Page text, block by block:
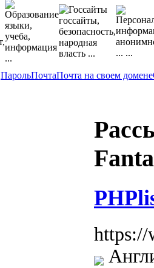
ПарольПочтаПочта на своем домене
https://